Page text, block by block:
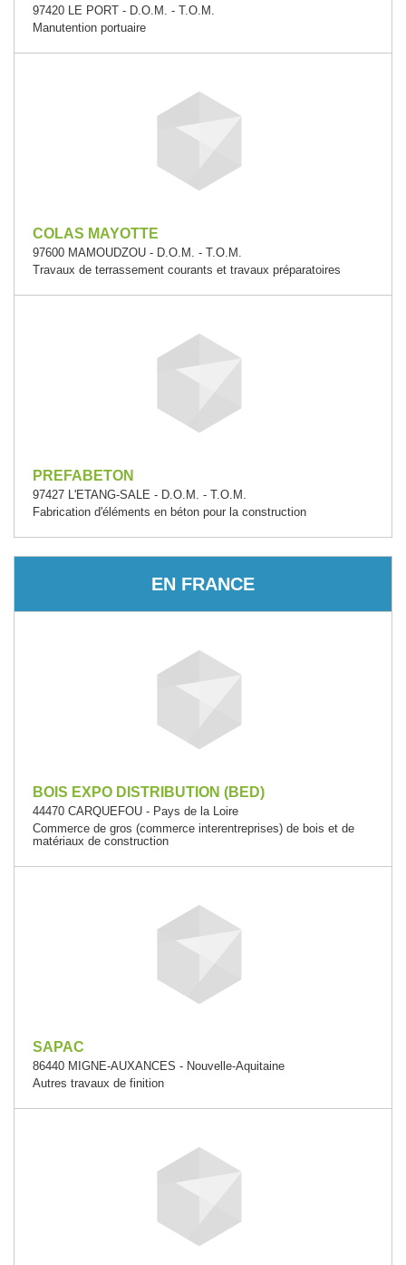
97420 LE PORT - D.O.M. - T.O.M.
Manutention portuaire
COLAS MAYOTTE
97600 MAMOUDZOU - D.O.M. - T.O.M.
Travaux de terrassement courants et travaux préparatoires
PREFABETON
97427 L'ETANG-SALE - D.O.M. - T.O.M.
Fabrication d'éléments en béton pour la construction
EN FRANCE
BOIS EXPO DISTRIBUTION (BED)
44470 CARQUEFOU - Pays de la Loire
Commerce de gros (commerce interentreprises) de bois et de
matériaux de construction
SAPAC
86440 MIGNE-AUXANCES - Nouvelle-Aquitaine
Autres travaux de finition